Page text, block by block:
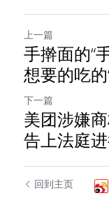
上一篇
手擀面的“
想要的吃的
下一篇
美团涉嫌
告上法庭
回到主页